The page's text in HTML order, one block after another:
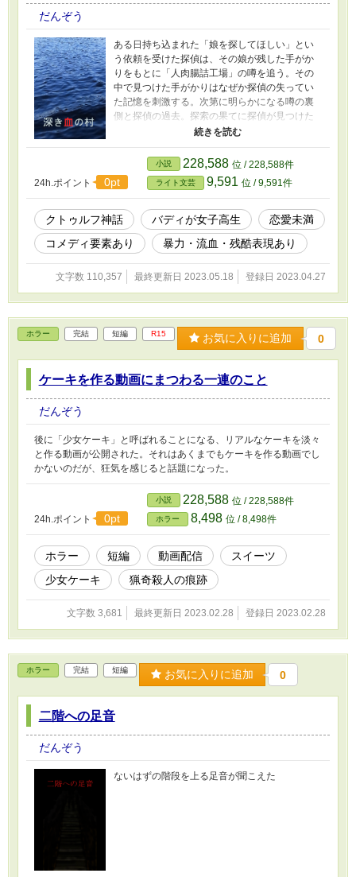
だんぞう
ある日持ち込まれた「娘を探してほしい」とい
う依頼を受けた探偵は、その娘が残した手がか
りをもとに「人肉腸詰工場」の噂を追う。その
中で見つけた手がかりはなぜか探偵の失ってい
た記憶を刺激する。次第に明らかになる噂の裏
側と探偵の過去。探索の果てに探偵が見つけた
ものは……。 クトゥルフ神話をモチーフにして
はいますが、クトゥルフ神話を知らない人でも
楽しめるように仕上げたつもりです。 【ご注
意】物語の後半に流血を伴う暴力シーンがあり
ます。描写はかなり控えめなのですが、念のた
めR15を付けておきます。
24h.ポイント 0pt
小説 228,588 位 / 228,588件
ライト文芸 9,591 位 / 9,591件
クトゥルフ神話 バディが女子高生
恋愛未満
コメディ要素あり
暴力・流血・残酷表現あり
文字数 110,357 最終更新日 2023.05.18 登録日 2023.04.27
ホラー 完結 短編 R15 お気に入りに追加 0
ケーキを作る動画にまつわる一連のこと
だんぞう
後に「少女ケーキ」と呼ばれることになる、リアルなケーキを淡々
と作る動画が公開された。それはあくまでもケーキを作る動画でし
かないのだが、狂気を感じると話題になった。
24h.ポイント 0pt
小説 228,588 位 / 228,588件
ホラー 8,498 位 / 8,498件
ホラー 短編 動画配信
スイーツ
少女ケーキ
猟奇殺人の痕跡
文字数 3,681 最終更新日 2023.02.28 登録日 2023.02.28
ホラー 完結 短編 お気に入りに追加 0
二階への足音
だんぞう
ないはずの階段を上る足音が聞こえた